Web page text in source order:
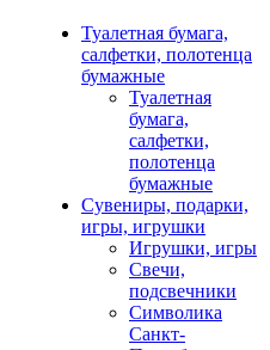
Туалетная бумага,
салфетки, полотенца
бумажные
Туалетная
бумага,
салфетки,
полотенца
бумажные
Сувениры, подарки,
игры, игрушки
Игрушки, игры
Свечи,
подсвечники
Символика
Санкт-